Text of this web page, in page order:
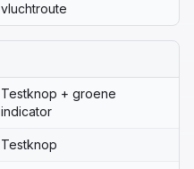
vluchtroute
Testknop + groene
indicator
Testknop